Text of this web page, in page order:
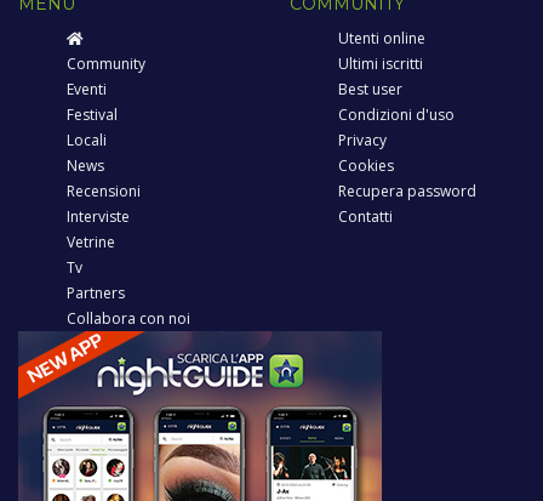
Community
Eventi
Festival
Locali
News
Recensioni
Interviste
Vetrine
Tv
Partners
Collabora con noi
Utenti online
Ultimi iscritti
Best user
Condizioni d'uso
Privacy
Cookies
Recupera password
Contatti